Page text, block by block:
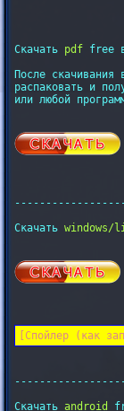
Скачать pdf free
После
распаковать и
или любой
Скачать windows/
[Спойлер (как
Скачать android